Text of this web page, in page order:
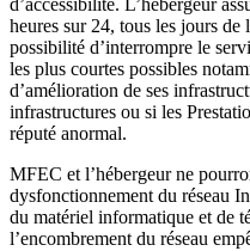
d’accessibilité. L’hébergeur
heures sur 24, tous les jours de
possibilité d’interrompre le
les plus courtes possibles
d’amélioration de ses
infrastructures ou si les
réputé anormal.
MFEC et l’hébergeur ne
dysfonctionnement du réseau
du matériel informatique et de
l’encombrement du réseau